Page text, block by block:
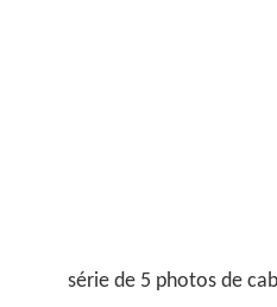
série de 5 photos de